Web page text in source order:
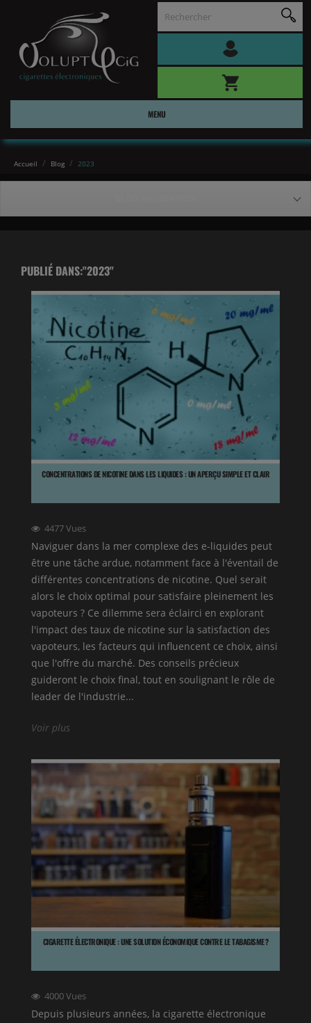
MENU
Accueil Blog 2023
PUBLIÉ DANS:"2023"
CONCENTRATIONS DE NICOTINE DANS LES LIQUIDES : UN APERÇU SIMPLE ET CLAIR
4477Vues
Naviguer dans la mer complexe des e-liquides peut
être une tâche ardue, notamment face à l'éventail de
différentes concentrations de nicotine. Quel serait
alors le choix optimal pour satisfaire pleinement les
vapoteurs ? Ce dilemme sera éclairci en explorant
l'impact des taux de nicotine sur la satisfaction des
vapoteurs, les facteurs qui influencent ce choix, ainsi
que l'offre du marché. Des conseils précieux
guideront le choix final, tout en soulignant le rôle de
leader de l'industrie...
Voir plus
CIGARETTE ÉLECTRONIQUE : UNE SOLUTION ÉCONOMIQUE CONTRE LE TABAGISME ?
4000Vues
Depuis plusieurs années, la cigarette électronique